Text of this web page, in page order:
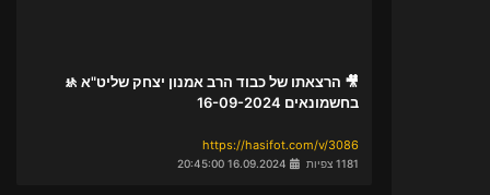
🎥 הרצאתו של כבוד הרב אמנון יצחק שליט"א 🚸
בחשמונאים 16-09-2024
https://hasifot.com/v/3086
1181 צפיות